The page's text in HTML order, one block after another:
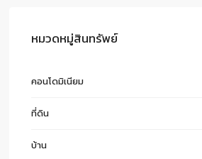
หมวดหมู่สินทรัพย์
คอนโดมิเนียม
ที่ดิน
บ้าน